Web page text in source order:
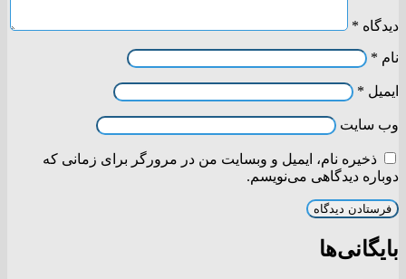
دیدگاه *
نام *
ایمیل *
وب‌ سایت
ذخیره نام، ایمیل و وبسایت من در مرورگر برای زمانی که
دوباره دیدگاهی می‌نویسم.
بایگانی‌ها